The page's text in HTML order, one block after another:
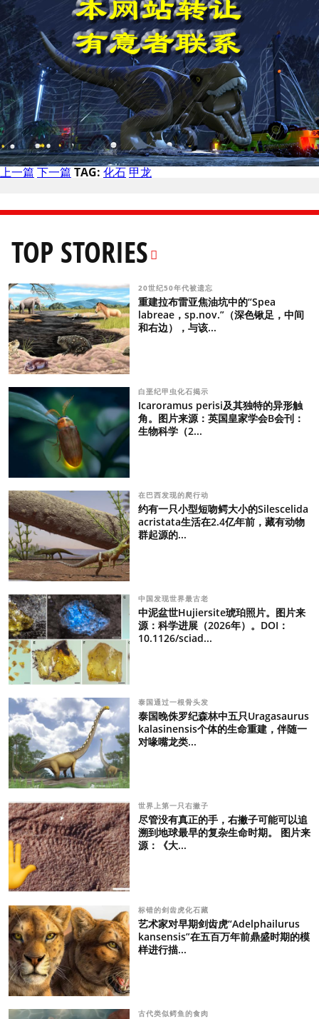
上一篇下一篇TAG:化石甲龙
TOP STORIES
20世纪50年代被遗忘
重建拉布雷亚焦油坑中的“Spea
labreae，sp.nov.”（深色锹足，中间
和右边），与该...
白垩纪甲虫化石揭示
Icaroramus perisi及其独特的异形触
角。图片来源：英国皇家学会B会刊：
生物科学（2...
在巴西发现的爬行动
约有一只小型短吻鳄大小的Silescelida
acristata生活在2.4亿年前，藏有动物
群起源的...
中国发现世界最古老
中泥盆世Hujiersite琥珀照片。图片来
源：科学进展（2026年）。DOI：
10.1126/sciad...
泰国通过一根骨头发
泰国晚侏罗纪森林中五只Uragasaurus
kalasinensis个体的生命重建，伴随一
对喙嘴龙类...
世界上第一只右撇子
尽管没有真正的手，右撇子可能可以追
溯到地球最早的复杂生命时期。 图片来
源：《大...
标错的剑齿虎化石藏
艺术家对早期剑齿虎“Adelphailurus
kansensis”在五百万年前鼎盛时期的模
样进行描...
古代类似鳄鱼的食肉